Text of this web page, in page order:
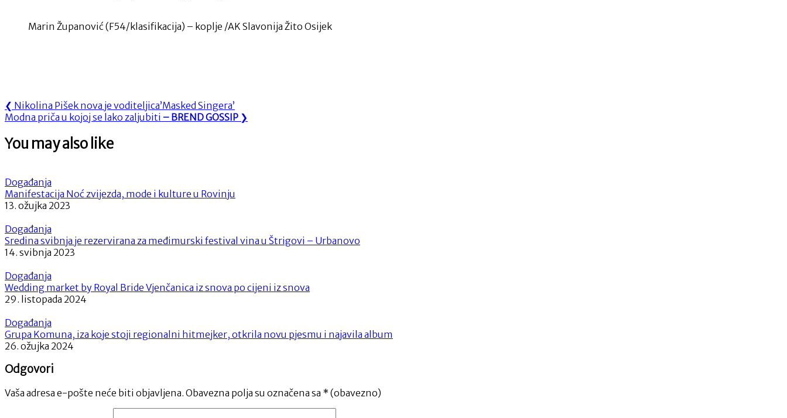
Marin Županović (F54/klasifikacija) – koplje /AK Slavonija Žito Osijek
Navigacija
objava
❮ Previous
Post:
Nikolina Pišek nova je voditeljica’Masked Singera’
Next
Modna priča u kojoj se lako zaljubiti – BREND GOSSIP ❯
You may also like
Događanja
Manifestacija Noć zvijezda, mode i kulture u Rovinju
13. ožujka 2023
Događanja
Sredina svibnja je rezervirana za međimurski festival vina u Štrigovi – Urbanovo
14. svibnja 2023
Događanja
Wedding market by Royal Bride Vjenčanica iz snova po cijeni iz snova
29. listopada 2024
Događanja
Grupa Komuna, iza koje stoji regionalni hitmejker, otkrila novu pjesmu i najavila album
26. ožujka 2024
Odgovori
Vaša adresa e-pošte neće biti objavljena. Obavezna polja su označena sa * (obavezno)